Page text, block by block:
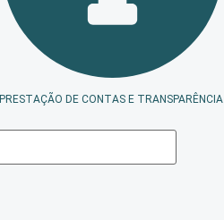
PRESTAÇÃO DE CONTAS E TRANSPARÊNCIA